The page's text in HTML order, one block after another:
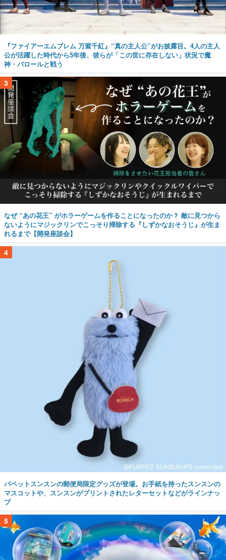
『ファイアーエムブレム 万紫千紅』“真の主人公”がお披露目。4人の主人
公が活躍した時代から5年後、彼らが「この世に存在しない」状況で魔
神・バロールと戦う
3
なぜ “あの花王” がホラーゲームを作ることになったのか？ 敵に見つから
ないようにマジックリンでこっそり掃除する『しずかなおそうじ』が生ま
れるまで【開発座談会】
4
パペットスンスンの郵便局限定グッズが登場。お手紙を持ったスンスンの
マスコットや、スンスンがプリントされたレターセットなどがラインナッ
プ
5